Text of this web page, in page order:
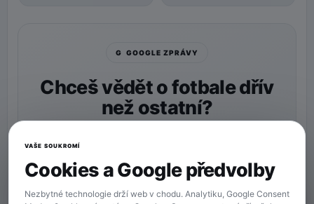
G GOOGLE ZPRÁVY
Chceš vědět o fotbale dřív
než ostatní?
Více zpráv na Googlu
VAŠE SOUKROMÍ
Cookies a Google předvolby
Nezbytné technologie drží web v chodu. Analytiku, Google Consent